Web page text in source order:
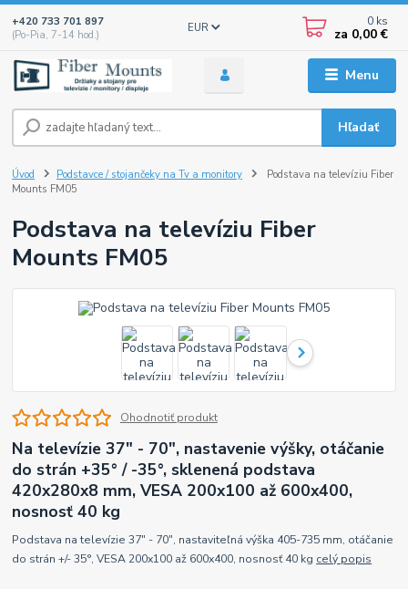
Menu
EUR
Hľadať
+420 733 701 897
(Po-Pia, 7-14 hod.)
0 ks
za 0,00 €
Úvod Podstavce / stojančeky na Tv a monitory
Podstava na televíziu Fiber
Mounts FM05
Podstava na televíziu Fiber
Mounts FM05
Ohodnotiť produkt
Na televízie 37" - 70", nastavenie výšky, otáčanie
do strán +35° / -35°, sklenená podstava
420x280x8 mm, VESA 200x100 až 600x400,
nosnosť 40 kg
Podstava na televízie 37" - 70", nastaviteľná výška 405-735 mm, otáčanie
do strán +/- 35°, VESA 200x100 až 600x400, nosnosť 40 kg celý popis